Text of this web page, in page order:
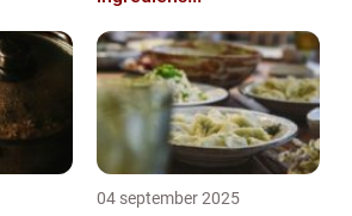
04 september 2025